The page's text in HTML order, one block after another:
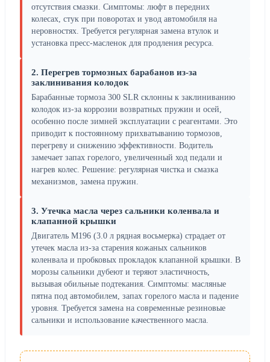
отсутствия смазки. Симптомы: люфт в передних
колесах, стук при поворотах и увод автомобиля на
неровностях. Требуется регулярная замена втулок и
установка пресс-масленок для продления ресурса.
2. Перегрев тормозных барабанов из-за
заклинивания колодок
Барабанные тормоза 300 SLR склонны к заклиниванию
колодок из-за коррозии возвратных пружин и осей,
особенно после зимней эксплуатации с реагентами. Это
приводит к постоянному прихватыванию тормозов,
перегреву и снижению эффективности. Водитель
замечает запах горелого, увеличенный ход педали и
нагрев колес. Решение: регулярная чистка и смазка
механизмов, замена пружин.
3. Утечка масла через сальники коленвала и
клапанной крышки
Двигатель M196 (3.0 л рядная восьмерка) страдает от
утечек масла из-за старения кожаных сальников
коленвала и пробковых прокладок клапанной крышки. В
морозы сальники дубеют и теряют эластичность,
вызывая обильные подтекания. Симптомы: масляные
пятна под автомобилем, запах горелого масла и падение
уровня. Требуется замена на современные резиновые
сальники и использование качественного масла.